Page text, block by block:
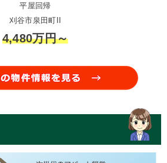
平屋回帰
刈谷市泉田町II
4,480万円～